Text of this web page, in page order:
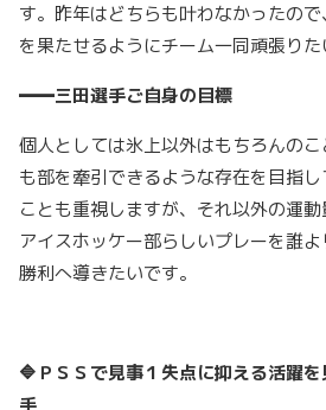
す。昨年はどちらも叶わなかったの
を果たせるようにチーム一同頑張りた
━━三田選手ご自身の目標
個人としては氷上以外はもちろんの
も部を牽引できるような存在を目指
ことも重視しますが、それ以外の運
アイスホッケー部らしいプレーを誰
勝利へ導きたいです。
🔷ＰＳＳで見事１失点に抑える活躍